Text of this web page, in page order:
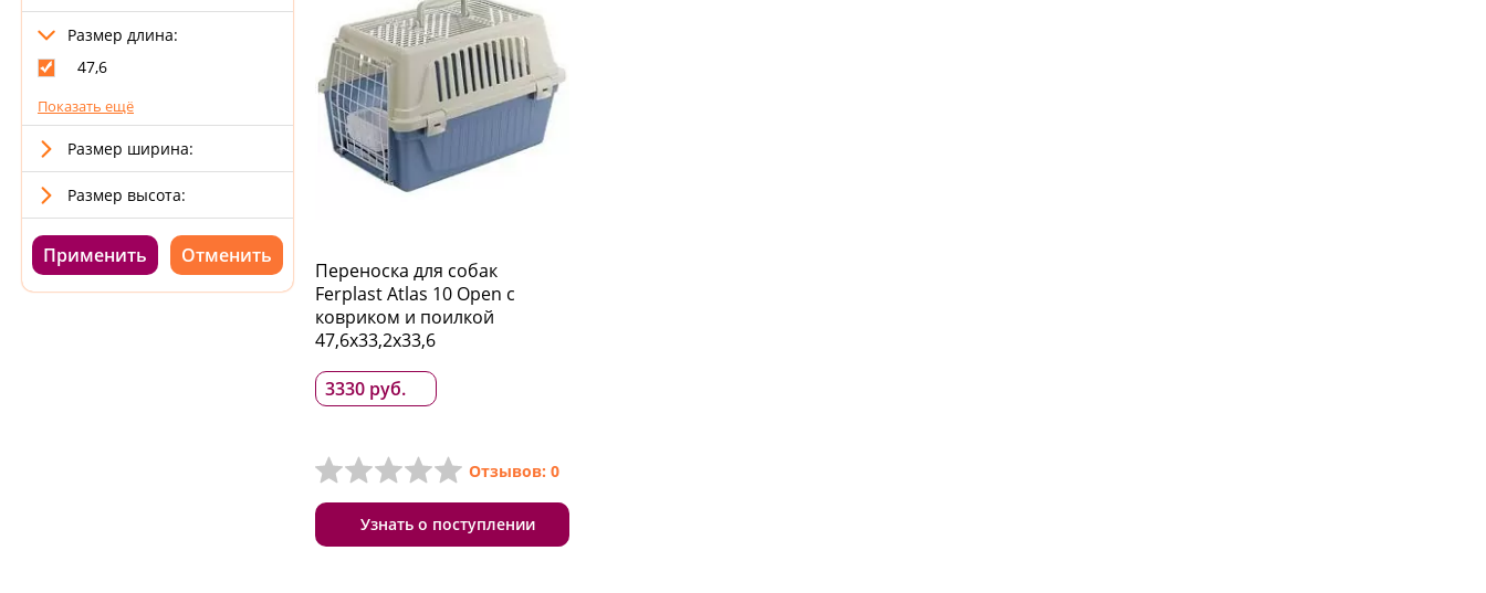
Размер длина:
47,6
Показать ещё
Размер ширина:
Размер высота:
Применить
Переноска для собак
Ferplast Atlas 10 Open с
ковриком и поилкой
47,6x33,2x33,6
3330 руб.
Отзывов: 0
Узнать о поступлении